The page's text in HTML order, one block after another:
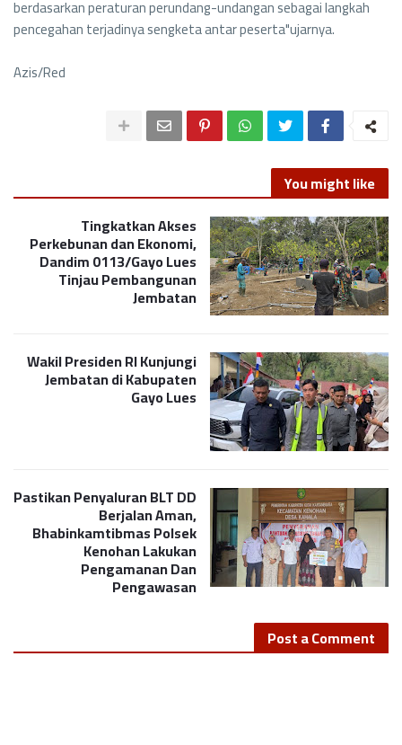
berdasarkan peraturan perundang-undangan sebagai langkah
pencegahan terjadinya sengketa antar peserta"ujarnya.
Azis/Red
You might like
Tingkatkan Akses
Perkebunan dan Ekonomi,
Dandim 0113/Gayo Lues
Tinjau Pembangunan
Jembatan
Wakil Presiden RI Kunjungi
Jembatan di Kabupaten
Gayo Lues
Pastikan Penyaluran BLT DD
Berjalan Aman,
Bhabinkamtibmas Polsek
Kenohan Lakukan
Pengamanan Dan
Pengawasan
Post a Comment